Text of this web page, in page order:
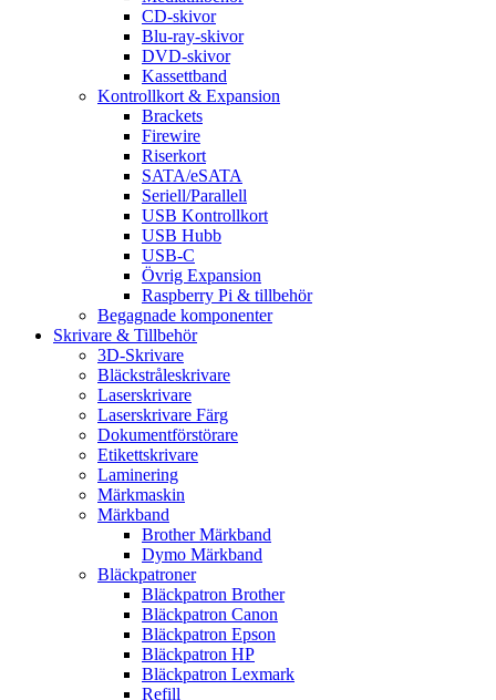
CD-skivor
Blu-ray-skivor
DVD-skivor
Kassettband
Kontrollkort & Expansion
Brackets
Firewire
Riserkort
SATA/eSATA
Seriell/Parallell
USB Kontrollkort
USB Hubb
USB-C
Övrig Expansion
Raspberry Pi & tillbehör
Begagnade komponenter
Skrivare & Tillbehör
3D-Skrivare
Bläckstråleskrivare
Laserskrivare
Laserskrivare Färg
Dokumentförstörare
Etikettskrivare
Laminering
Märkmaskin
Märkband
Brother Märkband
Dymo Märkband
Bläckpatroner
Bläckpatron Brother
Bläckpatron Canon
Bläckpatron Epson
Bläckpatron HP
Bläckpatron Lexmark
Refill